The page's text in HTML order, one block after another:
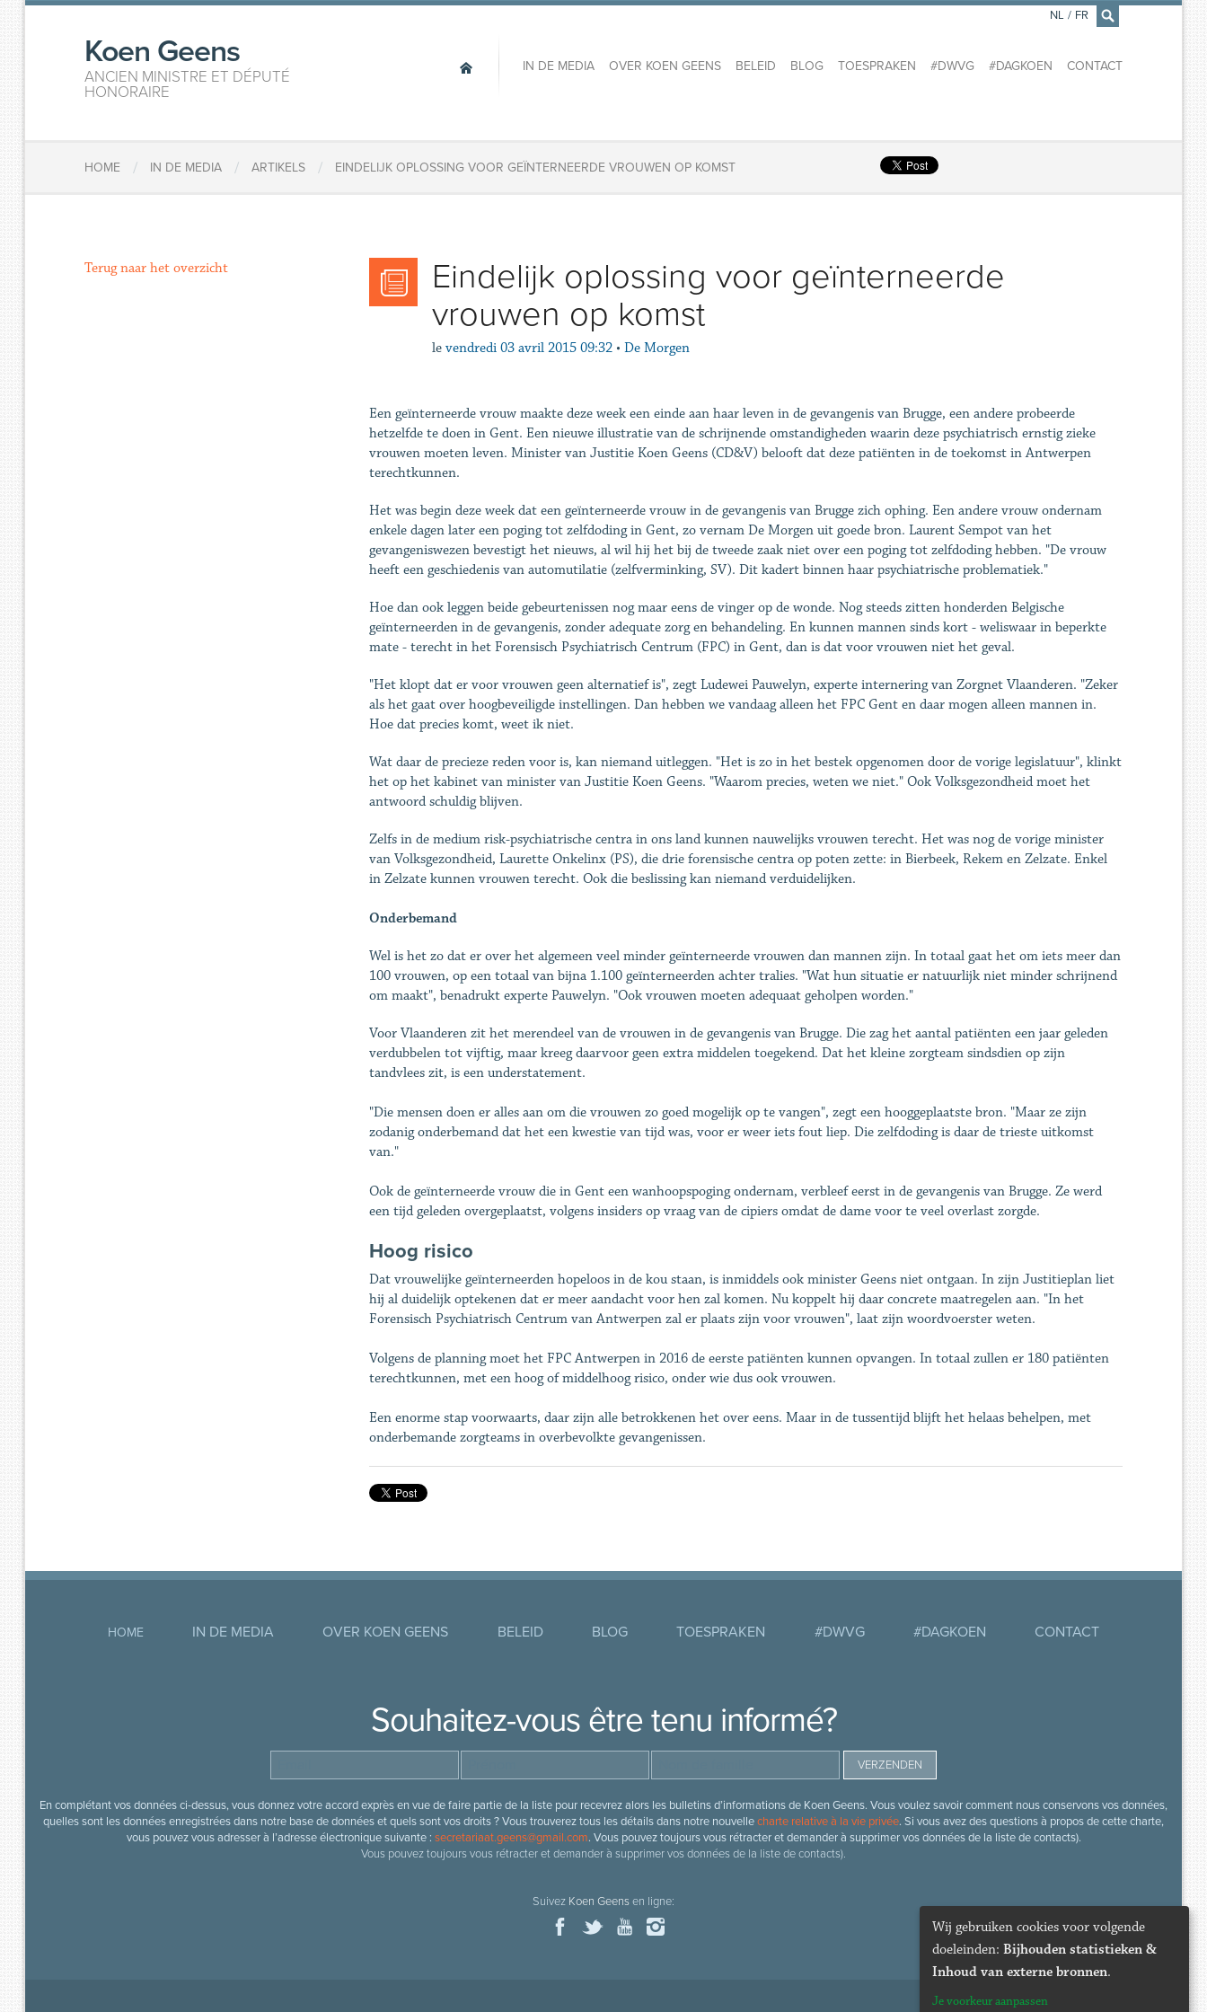
×
Koen Geens
ANCIEN MINISTRE ET DÉPUTÉ
HONORAIRE
IN DE MEDIA OVER KOEN GEENS BELEID BLOG TOESPRAKEN #DWVG #DAGKOEN CONTACT
NL / FR
HOME / IN DE MEDIA / ARTIKELS / EINDELIJK OPLOSSING VOOR GEÏNTERNEERDE VROUWEN OP KOMST
Eindelijk oplossing voor geïnterneerde
vrouwen op komst
le vendredi 03 avril 2015 09:32 • De Morgen
Een geïnterneerde vrouw maakte deze week een einde aan haar leven in de gevangenis van Brugge, een andere probeerde
hetzelfde te doen in Gent. Een nieuwe illustratie van de schrijnende omstandigheden waarin deze psychiatrisch ernstig zieke
vrouwen moeten leven. Minister van Justitie Koen Geens (CD&V) belooft dat deze patiënten in de toekomst in Antwerpen
terechtkunnen.
Het was begin deze week dat een geïnterneerde vrouw in de gevangenis van Brugge zich ophing. Een andere vrouw ondernam
enkele dagen later een poging tot zelfdoding in Gent, zo vernam De Morgen uit goede bron. Laurent Sempot van het
gevangeniswezen bevestigt het nieuws, al wil hij het bij de tweede zaak niet over een poging tot zelfdoding hebben. "De vrouw
heeft een geschiedenis van automutilatie (zelfverminking, SV). Dit kadert binnen haar psychiatrische problematiek."
Hoe dan ook leggen beide gebeurtenissen nog maar eens de vinger op de wonde. Nog steeds zitten honderden Belgische
geïnterneerden in de gevangenis, zonder adequate zorg en behandeling. En kunnen mannen sinds kort - weliswaar in beperkte
mate - terecht in het Forensisch Psychiatrisch Centrum (FPC) in Gent, dan is dat voor vrouwen niet het geval.
"Het klopt dat er voor vrouwen geen alternatief is", zegt Ludewei Pauwelyn, experte internering van Zorgnet Vlaanderen. "Zeker
als het gaat over hoogbeveiligde instellingen. Dan hebben we vandaag alleen het FPC Gent en daar mogen alleen mannen in.
Hoe dat precies komt, weet ik niet.
Wat daar de precieze reden voor is, kan niemand uitleggen. "Het is zo in het bestek opgenomen door de vorige legislatuur", klinkt
het op het kabinet van minister van Justitie Koen Geens. "Waarom precies, weten we niet." Ook Volksgezondheid moet het
antwoord schuldig blijven.
Zelfs in de medium risk-psychiatrische centra in ons land kunnen nauwelijks vrouwen terecht. Het was nog de vorige minister
van Volksgezondheid, Laurette Onkelinx (PS), die drie forensische centra op poten zette: in Bierbeek, Rekem en Zelzate. Enkel
in Zelzate kunnen vrouwen terecht. Ook die beslissing kan niemand verduidelijken.
Onderbemand
Wel is het zo dat er over het algemeen veel minder geïnterneerde vrouwen dan mannen zijn. In totaal gaat het om iets meer dan
100 vrouwen, op een totaal van bijna 1.100 geïnterneerden achter tralies. "Wat hun situatie er natuurlijk niet minder schrijnend
om maakt", benadrukt experte Pauwelyn. "Ook vrouwen moeten adequaat geholpen worden."
Voor Vlaanderen zit het merendeel van de vrouwen in de gevangenis van Brugge. Die zag het aantal patiënten een jaar geleden
verdubbelen tot vijftig, maar kreeg daarvoor geen extra middelen toegekend. Dat het kleine zorgteam sindsdien op zijn
tandvlees zit, is een understatement.
"Die mensen doen er alles aan om die vrouwen zo goed mogelijk op te vangen", zegt een hooggeplaatste bron. "Maar ze zijn
zodanig onderbemand dat het een kwestie van tijd was, voor er weer iets fout liep. Die zelfdoding is daar de trieste uitkomst
van."
Ook de geïnterneerde vrouw die in Gent een wanhoopspoging ondernam, verbleef eerst in de gevangenis van Brugge. Ze werd
een tijd geleden overgeplaatst, volgens insiders op vraag van de cipiers omdat de dame voor te veel overlast zorgde.
Hoog risico
Dat vrouwelijke geïnterneerden hopeloos in de kou staan, is inmiddels ook minister Geens niet ontgaan. In zijn Justitieplan liet
hij al duidelijk optekenen dat er meer aandacht voor hen zal komen. Nu koppelt hij daar concrete maatregelen aan. "In het
Forensisch Psychiatrisch Centrum van Antwerpen zal er plaats zijn voor vrouwen", laat zijn woordvoerster weten.
Volgens de planning moet het FPC Antwerpen in 2016 de eerste patiënten kunnen opvangen. In totaal zullen er 180 patiënten
terechtkunnen, met een hoog of middelhoog risico, onder wie dus ook vrouwen.
Een enorme stap voorwaarts, daar zijn alle betrokkenen het over eens. Maar in de tussentijd blijft het helaas behelpen, met
onderbemande zorgteams in overbevolkte gevangenissen.
Terug naar het overzicht
HOME IN DE MEDIA OVER KOEN GEENS BELEID BLOG TOESPRAKEN #DWVG #DAGKOEN CONTACT
Souhaitez-vous être tenu informé?
En complétant vos données ci-dessus, vous donnez votre accord exprès en vue de faire partie de la liste pour recevrez alors les bulletins d’informations de Koen Geens. Vous voulez savoir comment nous conservons vos données,
quelles sont les données enregistrées dans notre base de données et quels sont vos droits ? Vous trouverez tous les détails dans notre nouvellecharte relative à la vie privée. Si vous avez des questions à propos de cette charte,
vous pouvez vous adresser à l’adresse électronique suivante : secretariaat.geens@gmail.com. Vous pouvez toujours vous rétracter et demander à supprimer vos données de la liste de contacts).
Vous pouvez toujours vous rétracter et demander à supprimer vos données de la liste de contacts).
Suivez Koen Geensen ligne:
Wij gebruiken cookies voor volgende
doeleinden: Bijhouden statistieken &
Inhoud van externe bronnen.
Je voorkeur aanpassen